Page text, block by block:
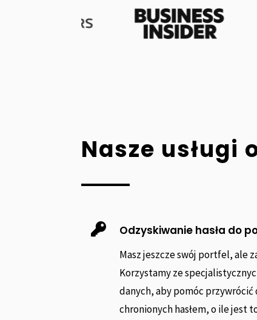
Nasze
 Odzyskiwanie hasła do
Masz jeszcze swój portfel, ale
Korzystamy ze
danych, aby pomóc
chronionych hasłem, o ile jest